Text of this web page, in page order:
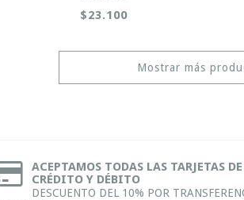
$23.100
Mostrar más
ACEPTAMOS TODAS LAS TARJETAS DE
CRÉDITO Y DÉBITO
DESCUENTO DEL 10% POR